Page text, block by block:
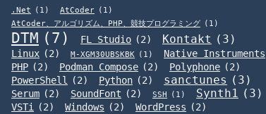
.Net (1) AtCoder (1)
AtCoder、アルゴリズム、PHP、競技プログラミング (1)
DTM (7) FL Studio (2) Kontakt (3)
Linux (2) M-XGM30UBSKBK (1) Native Instruments
PHP (2) Podman Compose (2) Polyphone (2)
PowerShell
(2) Python (2) sanctunes (3)
Serum (2) SoundFont (2) SSH (1) Synth1 (3)
VSTi (2) Windows (2) WordPress (2)